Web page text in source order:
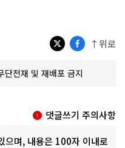
↑위로
전재 및 재배포 금지
댓글쓰기 주의사항
으며, 내용은 100자 이내로